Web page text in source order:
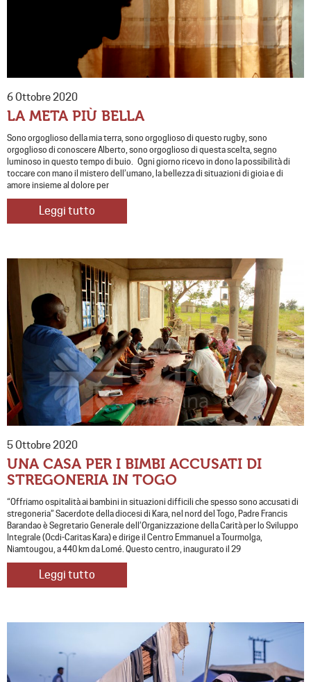
6 Ottobre 2020
LA META PIÙ BELLA
Sono orgoglioso della mia terra, sono orgoglioso di questo rugby, sono
orgoglioso di conoscere Alberto, sono orgoglioso di questa scelta, segno
luminoso in questo tempo di buio. Ogni giorno ricevo in dono la possibilità di
toccare con mano il mistero dell’umano, la bellezza di situazioni di gioia e di
amore insieme al dolore per
Leggi tutto
5 Ottobre 2020
UNA CASA PER I BIMBI ACCUSATI DI
STREGONERIA IN TOGO
“Offriamo ospitalità ai bambini in situazioni difficili che spesso sono accusati di
stregoneria” Sacerdote della diocesi di Kara, nel nord del Togo, Padre Francis
Barandao è Segretario Generale dell’Organizzazione della Carità per lo Sviluppo
Integrale (Ocdi-Caritas Kara) e dirige il Centro Emmanuel a Tourmolga,
Niamtougou, a 440 km da Lomé. Questo centro, inaugurato il 29
Leggi tutto